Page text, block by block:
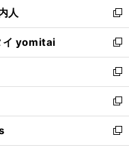
く
ド
ウ
で
開
く
ィ
ン
ド
ウ
で
開
く
い
ウ
ィ
ン
ド
ウ
で
開
く
人
新
し
い
ウ
ィ
ン
ド
ウ
で
開
イ yomitai
新
し
い
ウ
ィ
ン
ド
ウ
新
し
い
ウ
ィ
ン
新
し
い
ウ
新
し